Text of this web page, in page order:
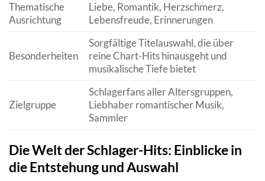
Thematische
Ausrichtung
Liebe, Romantik, Herzschmerz,
Lebensfreude, Erinnerungen
Besonderheiten
Sorgfältige Titelauswahl, die über
reine Chart-Hits hinausgeht und
musikalische Tiefe bietet
Zielgruppe
Schlagerfans aller Altersgruppen,
Liebhaber romantischer Musik,
Sammler
Die Welt der Schlager-Hits: Einblicke in
die Entstehung und Auswahl